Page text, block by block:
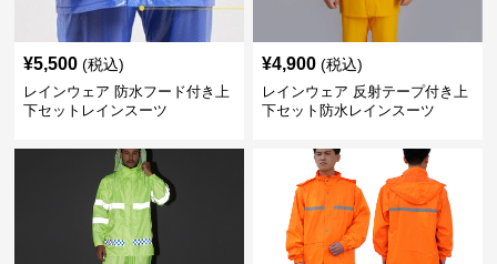
¥5,500 (税込)
レインウェア 防水フード付き上
下セットレインスーツ
¥4,900 (税込)
レインウェア 反射テープ付き上
下セット防水レインスーツ